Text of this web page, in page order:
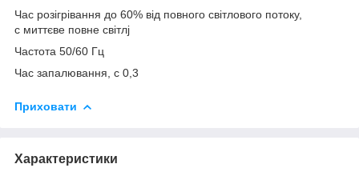
Час розігрівання до 60% від повного світлового потоку,
с миттєве повне світлj
Частота 50/60 Гц
Час запалювання, с 0,3
Приховати
Характеристики